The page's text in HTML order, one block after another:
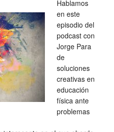
Hablamos
en este
episodio del
podcast con
Jorge Para
de
soluciones
creativas en
educación
física ante
problemas